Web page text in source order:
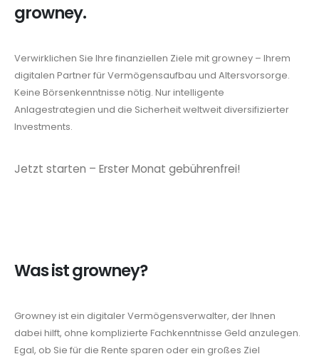
growney.
Verwirklichen Sie Ihre finanziellen Ziele mit growney – Ihrem
digitalen Partner für Vermögensaufbau und Altersvorsorge.
Keine Börsenkenntnisse nötig. Nur intelligente
Anlagestrategien und die Sicherheit weltweit diversifizierter
Investments.
Jetzt starten – Erster Monat gebührenfrei!
Was ist growney?
Growney ist ein digitaler Vermögensverwalter, der Ihnen
dabei hilft, ohne komplizierte Fachkenntnisse Geld anzulegen.
Egal, ob Sie für die Rente sparen oder ein großes Ziel